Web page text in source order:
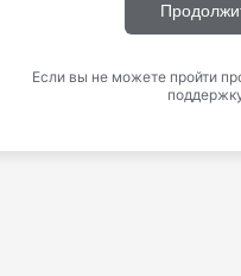
Если вы не можете пройти